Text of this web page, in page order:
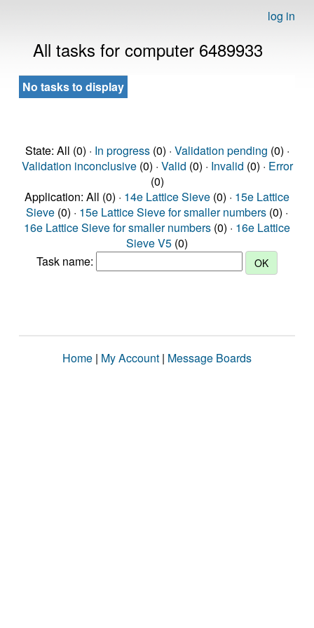
log in
All tasks for computer 6489933
No tasks to display
State: All (0) · In progress(0) · Validation pending (0) ·
Validation inconclusive(0) · Valid (0) · Invalid (0) · Error
(0)
Application: All (0) · 14e Lattice Sieve (0) · 15e Lattice
Sieve (0) · 15e Lattice Sieve for smaller numbers (0) ·
16e Lattice Sieve for smaller numbers (0) · 16e Lattice
Sieve V5 (0)
Task name:
Home | My Account | Message Boards